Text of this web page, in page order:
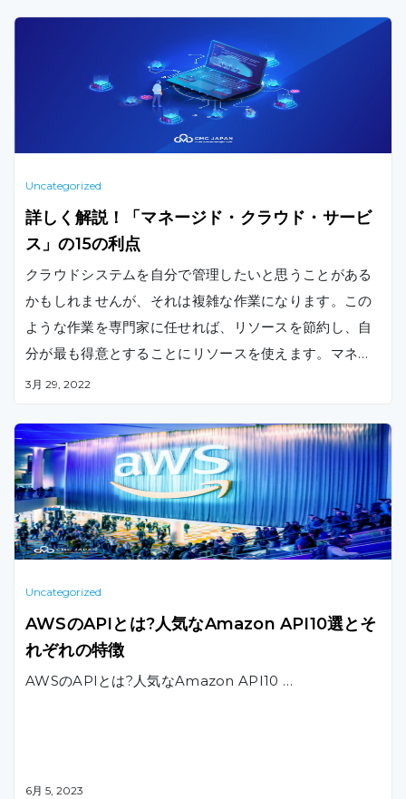
Uncategorized
詳しく解説！「マネージド・クラウド・サービ
ス」の15の利点
クラウドシステムを自分で管理したいと思うことがある
かもしれませんが、それは複雑な作業になります。この
ような作業を専門家に任せれば、リソースを節約し、自
分が最も得意とすることにリソースを使えます。マネー
ジドクラウドサービスの15のメリットと、依頼すべきマ
いてご紹介します。
3月 29, 2022
Uncategorized
AWSのAPIとは?人気なAmazon API10選とそ
れぞれの特徴
AWSのAPIとは?人気なAmazon API10 …
6月 5, 2023